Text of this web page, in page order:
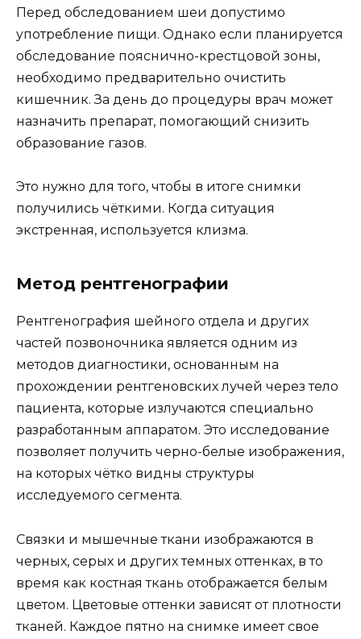
Перед обследованием шеи допустимо
употребление пищи. Однако если планируется
обследование пояснично-крестцовой зоны,
необходимо предварительно очистить
кишечник. За день до процедуры врач может
назначить препарат, помогающий снизить
образование газов.
Это нужно для того, чтобы в итоге снимки
получились чёткими. Когда ситуация
экстренная, используется клизма.
Метод рентгенографии
Рентгенография шейного отдела и других
частей позвоночника является одним из
методов диагностики, основанным на
прохождении рентгеновских лучей через тело
пациента, которые излучаются специально
разработанным аппаратом. Это исследование
позволяет получить черно-белые изображения,
на которых чётко видны структуры
исследуемого сегмента.
Связки и мышечные ткани изображаются в
черных, серых и других темных оттенках, в то
время как костная ткань отображается белым
цветом. Цветовые оттенки зависят от плотности
тканей. Каждое пятно на снимке имеет свое